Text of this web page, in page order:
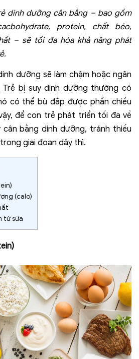
dinh dưỡng cân bằng – bao gồm
protein, chất béo,
– sẽ tối đa hóa khả năng phát
dưỡng sẽ làm chậm hoặc ngăn
bị suy dinh dưỡng thường có
có thể bù đắp được phần chiều
để con trẻ phát triển tối đa về
cân bằng dinh dưỡng, tránh thiếu
giai đoạn dậy thì.
(calo)
từ sữa